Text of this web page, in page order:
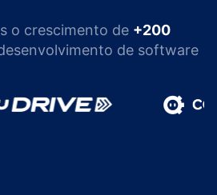
o crescimento de +200
de software